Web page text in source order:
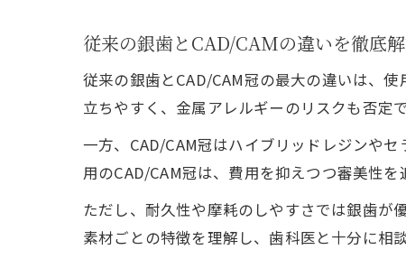
従来の銀歯とCAD/CAMの違いを徹底
従来の銀歯とCAD/CAM冠の最大の違いは、
立ちやすく、金属アレルギーのリスクも否定
一方、CAD/CAM冠はハイブリッドレジンや
用のCAD/CAM冠は、費用を抑えつつ審美性を
ただし、耐久性や摩耗のしやすさでは銀歯が
素材ごとの特徴を理解し、歯科医と十分に相